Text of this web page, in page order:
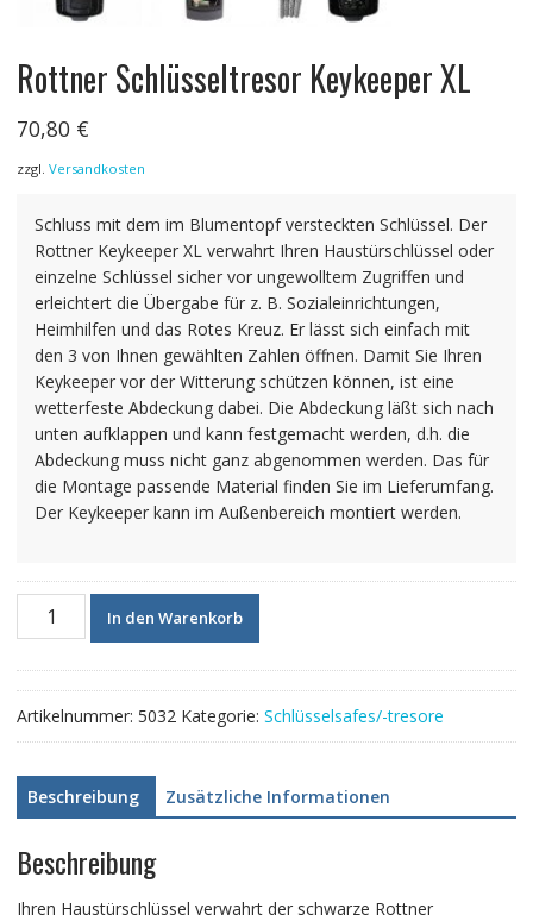
Rottner Schlüsseltresor Keykeeper XL
70,80 €
zzgl. Versandkosten
Schluss mit dem im Blumentopf versteckten Schlüssel. Der
Rottner Keykeeper XL verwahrt Ihren Haustürschlüssel oder
einzelne Schlüssel sicher vor ungewolltem Zugriffen und
erleichtert die Übergabe für z. B. Sozialeinrichtungen,
Heimhilfen und das Rotes Kreuz. Er lässt sich einfach mit
den 3 von Ihnen gewählten Zahlen öffnen. Damit Sie Ihren
Keykeeper vor der Witterung schützen können, ist eine
wetterfeste Abdeckung dabei. Die Abdeckung läßt sich nach
unten aufklappen und kann festgemacht werden, d.h. die
Abdeckung muss nicht ganz abgenommen werden. Das für
die Montage passende Material finden Sie im Lieferumfang.
Der Keykeeper kann im Außenbereich montiert werden.
Rottner
Menge
In den Warenkorb
Artikelnummer: 5032 Kategorie: Schlüsselsafes/-tresore
Beschreibung Zusätzliche Informationen
Beschreibung
Ihren Haustürschlüssel verwahrt der schwarze Rottner